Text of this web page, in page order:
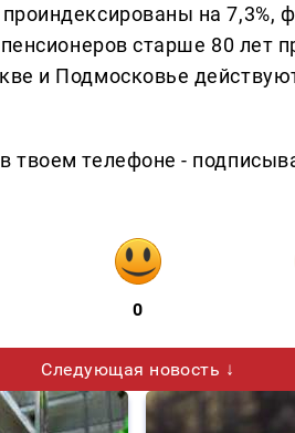
на 7,3%,
старше 80 лет
и Подмосковье
твоем телефоне -
0
Следующая новость ↓